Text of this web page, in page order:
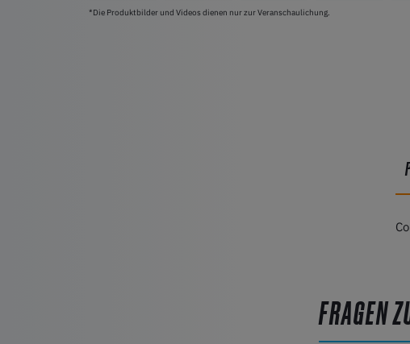
*Die Produktbilder und Videos dienen nur zur Veranschaulichung.
FRAGEN